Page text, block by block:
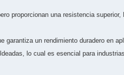
proporcionan una resistencia superior,
un rendimiento duradero en
lo cual es esencial para